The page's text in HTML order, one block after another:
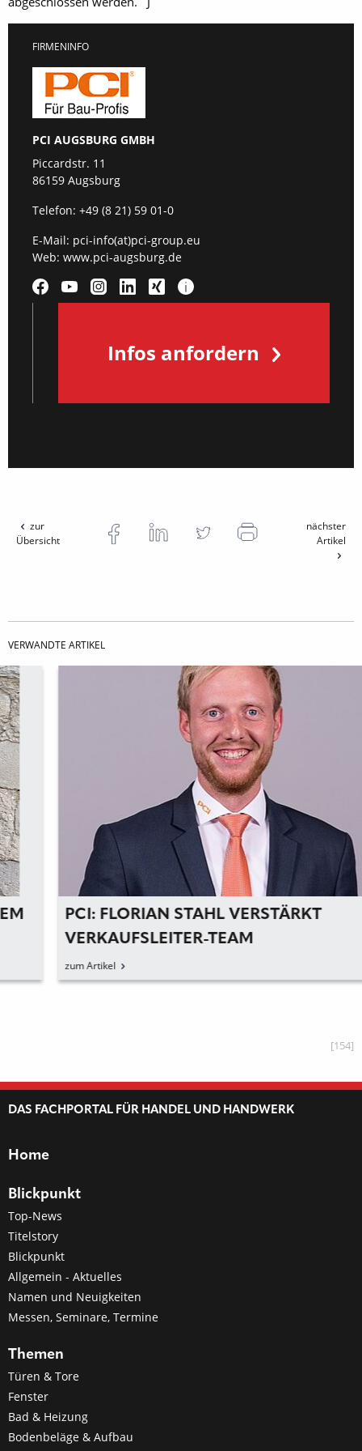
FIRMENINFO
PCI AUGSBURG GMBH
Piccardstr. 11
86159 Augsburg
Telefon: +49 (8 21) 59 01-0
E-Mail: pci-info(at)pci-group.eu
Web: www.pci-augsburg.de
Infos anfordern
zur
Übersicht
nächster
Artikel
VERWANDTE ARTIKEL
PCI: FLORIAN STAHL VERSTÄRKT
VERKAUFSLEITER-TEAM
zum Artikel
[154]
DAS FACHPORTAL FÜR HANDEL UND HANDWERK
Home
Blickpunkt
Top-News
Titelstory
Blickpunkt
Allgemein - Aktuelles
Namen und Neuigkeiten
Messen, Seminare, Termine
Themen
Türen & Tore
Fenster
Bad & Heizung
Bodenbeläge & Aufbau